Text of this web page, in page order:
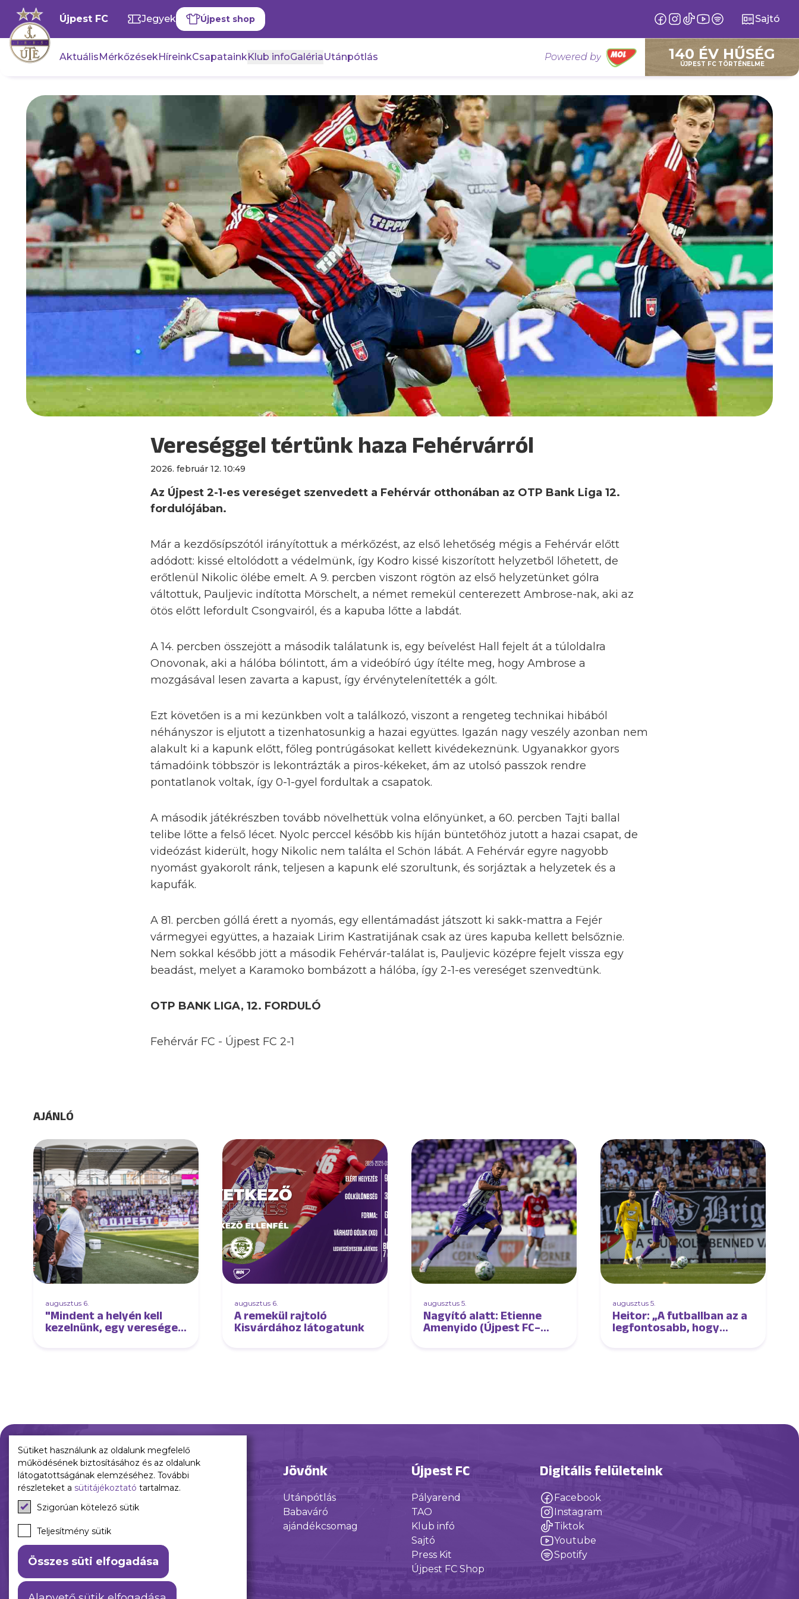
Újpest FC Jegyek Újpest shop Sajtó
AktuálisMérkőzésekHíreinkCsapatainkKlub infoGalériaUtánpótlás Powered by 140 ÉV HŰSÉG
ÚJPEST FC TÖRTÉNELME
Vereséggel tértünk haza Fehérvárról
2026. február 12. 10:49
Az Újpest 2-1-es vereséget szenvedett a Fehérvár otthonában az OTP Bank Liga 12.
fordulójában.
Már a kezdősípszótól irányítottuk a mérkőzést, az első lehetőség mégis a Fehérvár előtt
adódott: kissé eltolódott a védelmünk, így Kodro kissé kiszorított helyzetből lőhetett, de
erőtlenül Nikolic ölébe emelt. A 9. percben viszont rögtön az első helyzetünket gólra
váltottuk, Pauljevic indította Mörschelt, a német remekül centerezett Ambrose-nak, aki az
ötös előtt lefordult Csongvairól, és a kapuba lőtte a labdát.
A 14. percben összejött a második találatunk is, egy beívelést Hall fejelt át a túloldalra
Onovonak, aki a hálóba bólintott, ám a videóbíró úgy ítélte meg, hogy Ambrose a
mozgásával lesen zavarta a kapust, így érvénytelenítették a gólt.
Ezt követően is a mi kezünkben volt a találkozó, viszont a rengeteg technikai hibából
néhányszor is eljutott a tizenhatosunkig a hazai együttes. Igazán nagy veszély azonban nem
alakult ki a kapunk előtt, főleg pontrúgásokat kellett kivédekeznünk. Ugyanakkor gyors
támadóink többször is lekontrázták a piros-kékeket, ám az utolsó passzok rendre
pontatlanok voltak, így 0-1-gyel fordultak a csapatok.
A második játékrészben tovább növelhettük volna előnyünket, a 60. percben Tajti ballal
telibe lőtte a felső lécet. Nyolc perccel később kis híján büntetőhöz jutott a hazai csapat, de
videózást kiderült, hogy Nikolic nem találta el Schön lábát. A Fehérvár egyre nagyobb
nyomást gyakorolt ránk, teljesen a kapunk elé szorultunk, és sorjáztak a helyzetek és a
kapufák.
A 81. percben góllá érett a nyomás, egy ellentámadást játszott ki sakk-mattra a Fejér
vármegyei együttes, a hazaiak Lirim Kastratijának csak az üres kapuba kellett belsőznie.
Nem sokkal később jött a második Fehérvár-találat is, Pauljevic középre fejelt vissza egy
beadást, melyet a Karamoko bombázott a hálóba, így 2-1-es vereséget szenvedtünk.
OTP BANK LIGA, 12. FORDULÓ
Fehérvár FC - Újpest FC 2-1
AJÁNLÓ
augusztus 6.
"Mindent a helyén kell
kezelnünk, egy vereséget
augusztus 6.
A remekül rajtoló
Kisvárdához látogatunk
augusztus 5.
Nagyító alatt: Etienne
Amenyido (Újpest FC–
augusztus 5.
Heitor: „A futballban az a
legfontosabb, hogy
Múltunk
Történelmünk
Jelenünk Jövőnk
Utánpótlás
Babaváró
ajándékcsomag
Újpest FC
Pályarend
TAO
Klub infó
Sajtó
Press Kit
Újpest FC Shop
Digitális felületeink
Facebook
Instagram
Tiktok
Youtube
Spotify
Sütiket használunk az oldalunk megfelelő
működésének biztosításához és az oldalunk
látogatottságának elemzéséhez. További
részleteket a sütitájékoztató tartalmaz.
Szigorúan kötelező sütik
Teljesítmény sütik
Összes süti elfogadása